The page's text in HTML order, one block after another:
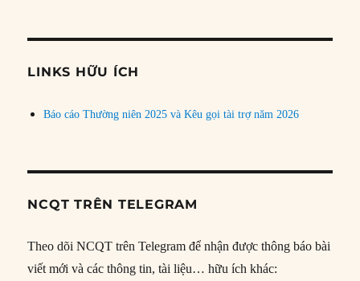
đề
LINKS HỮU ÍCH
Báo cáo Thường niên 2025 và Kêu gọi tài trợ năm 2026
NCQT TRÊN TELEGRAM
Theo dõi NCQT trên Telegram để nhận được thông báo bài
viết mới và các thông tin, tài liệu… hữu ích khác: